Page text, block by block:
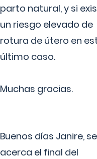
parto natural, y si
un riesgo elevado de
rotura de útero en
último caso.
Muchas gracias.
Buenos días Janire, se
acerca el final del